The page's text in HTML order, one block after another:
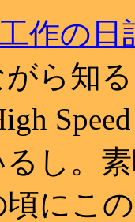
作の日
がら知
し。
にこ